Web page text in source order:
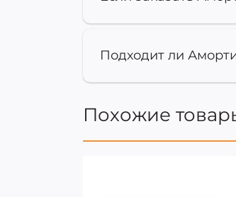
Подходит ли
Похожие